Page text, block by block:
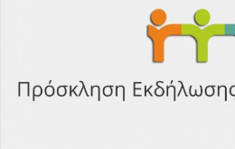
e
m
l